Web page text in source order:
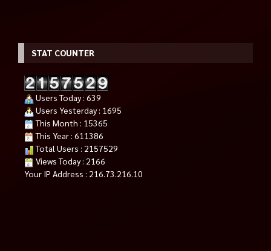
STAT COUNTER
Users Today : 639
Users Yesterday : 1695
This Month : 15365
This Year : 611386
Total Users : 2157529
Views Today : 2166
Your IP Address : 216.73.216.10